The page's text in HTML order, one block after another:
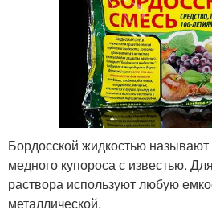
Бордосской жидкостью
медного купороса с известью.
раствора используют любую
металлической.